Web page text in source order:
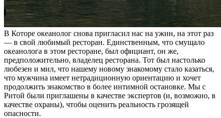
В Которе океанолог снова пригласил нас на ужин, на этот раз
— в свой любимый ресторан. Единственным, что смущало
океанолога в этом ресторане, был официант, он же,
предположительно, владелец ресторана. Тот был настолько
любезен и мил, что нашему новому знакомому стало казаться,
что мужчина имеет нетрадиционную ориентацию и хочет
продолжить знакомство в более интимной остановке. Мы с
Ритой были приглашены в качестве экспертов (и, возможно, в
качестве охраны), чтобы оценить реальность грозящей
опасности.